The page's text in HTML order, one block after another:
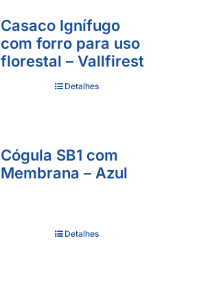
Casaco Ignífugo
com forro para uso
florestal – Vallfirest
Detalhes
Cógula SB1 com
Membrana – Azul
Detalhes